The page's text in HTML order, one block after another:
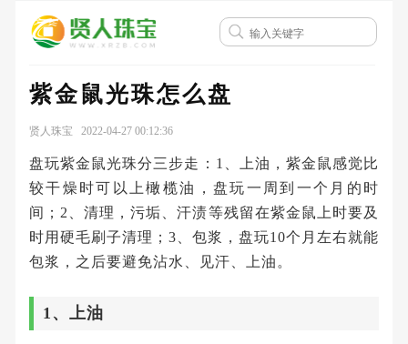
紫金鼠光珠怎么盘
贤人珠宝 2022-04-27 00:12:36
盘玩紫金鼠光珠分三步走：1、上油，紫金鼠感觉比
较干燥时可以上橄榄油，盘玩一周到一个月的时
间；2、清理，污垢、汗渍等残留在紫金鼠上时要及
时用硬毛刷子清理；3、包浆，盘玩10个月左右就能
包浆，之后要避免沾水、见汗、上油。
1、上油